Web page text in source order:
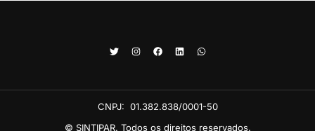
CNPJ: 01.382.838/0001-50
© SINTIPAR. Todos os direitos reservados.